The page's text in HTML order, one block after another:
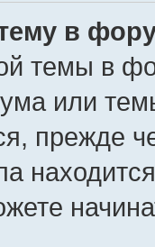
в
темы в
или
прежде